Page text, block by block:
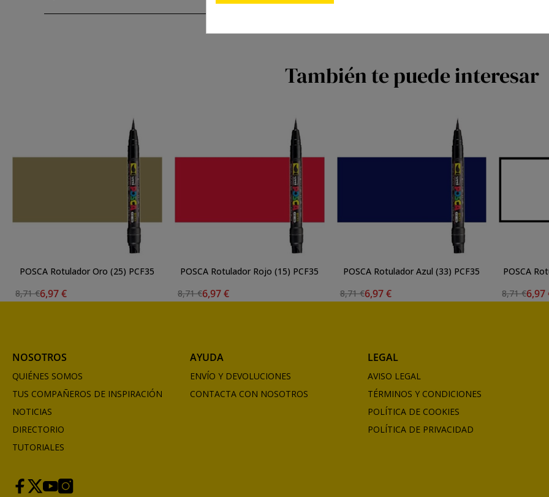
También te puede interesar
POSCA Rotulador Oro (25) PCF35
8,71 €6,97 €
POSCA Rotulador Rojo (15) PCF35
8,71 €6,97 €
POSCA Rotulador Azul (33) PCF35
8,71 €6,97 €
POSCA
8,71 €6,97
NOSOTROS
QUIÉNES SOMOS
TUS COMPAÑEROS DE INSPIRACIÓN
NOTICIAS
DIRECTORIO
TUTORIALES
AYUDA
ENVÍO Y DEVOLUCIONES
CONTACTA CON NOSOTROS
LEGAL
AVISO LEGAL
TÉRMINOS Y CONDICIONES
POLÍTICA DE COOKIES
POLÍTICA DE PRIVACIDAD